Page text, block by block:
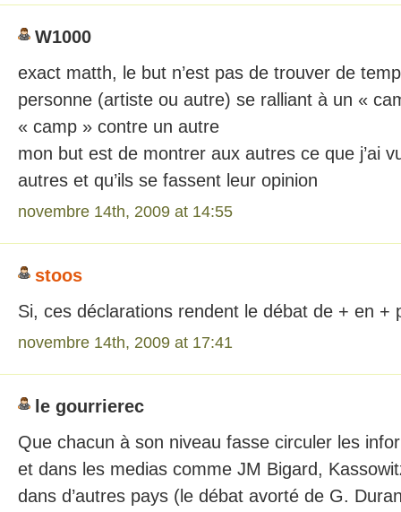
W1000
exact matth, le but n’est pas de trouver de
personne (artiste ou autre) se ralliant à un «
« camp » contre un autre
mon but est de montrer aux autres ce que j’ai
autres et qu’ils se fassent leur opinion
novembre 14th, 2009 at 14:55
stoos
Si, ces déclarations rendent le débat de + en +
novembre 14th, 2009 at 17:41
le gourrierec
Que chacun à son niveau fasse circuler les
et dans les medias comme JM Bigard,
dans d’autres pays (le débat avorté de G.